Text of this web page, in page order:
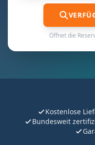
Öffnet die
Kostenlose
Bundesweit